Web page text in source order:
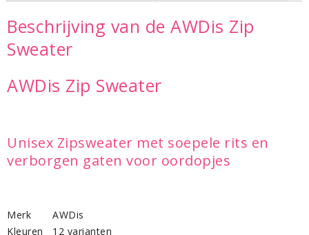
Beschrijving van de AWDis Zip
Sweater
AWDis Zip Sweater
Unisex Zipsweater met soepele rits en
verborgen gaten voor oordopjes
Merk
AWDis
Kleuren
12 varianten